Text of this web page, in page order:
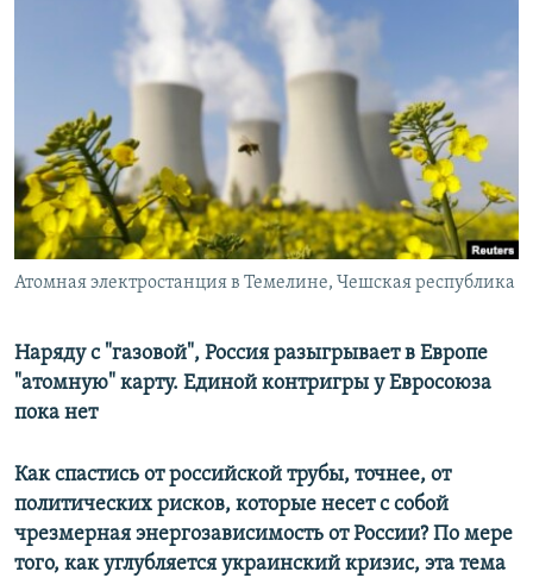
СЕВЕР.РЕАЛИИ
СИБИРЬ.РЕАЛИИ
РАСПИСАНИЕ ВЕЩАНИЯ
ПОДПИШИТЕСЬ НА РАССЫЛКУ
СОЦИАЛЬНЫЕ СЕТИ
Все сайты РСЕ/РС
Атомная электростанция в Темелине, Чешская республика
Наряду с "газовой", Россия разыгрывает в Европе
"атомную" карту. Единой контригры у Евросоюза
пока нет
Как спастись от российской трубы, точнее, от
политических рисков, которые несет с собой
чрезмерная энергозависимость от России? По мере
того, как углубляется украинский кризис, эта тема